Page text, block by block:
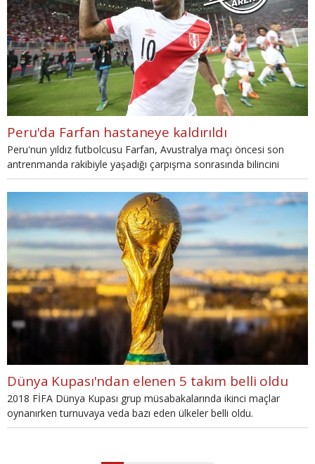
Peru'da Farfan hastaneye kaldırıldı
Peru'nun yıldız futbolcusu Farfan, Avustralya maçı öncesi son
antrenmanda rakibiyle yaşadığı çarpışma sonrasında bilincini
kaybetti ve hastaneye kaldırıldı.
Dünya Kupası'ndan elenen 5 takım belli oldu
2018 FİFA Dünya Kupası grup müsabakalarında ikinci maçlar
oynanırken turnuvaya veda bazı eden ülkeler belli oldu.